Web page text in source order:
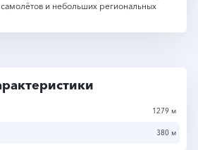
и небольших региональных
1279 м
380 м